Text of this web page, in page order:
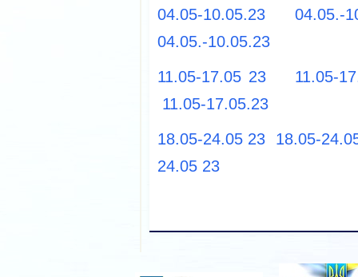
04.05-10.05.23
04.05.-
04.05.-10.05.23
11.05-17.05 23
11.05-
11.05-17.05.23
18.05-24.05 23
18.05-
24.05 23